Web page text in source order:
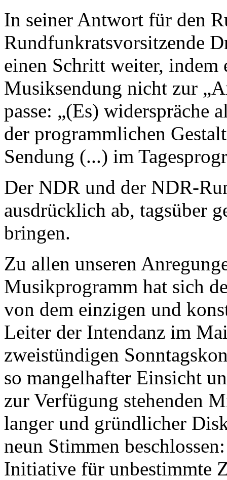
In seiner Antwort für den
Rundfunkratsvorsitzende
einen Schritt weiter, indem
Musiksendung nicht zur
passe: „(Es) widerspräche
der programmlichen
Sendung (...) im
Der NDR und der NDR-
ausdrücklich ab, tagsüber
bringen.
Zu allen unseren
Musikprogramm hat sich
von dem einzigen und
Leiter der Intendanz im
zweistündigen
so mangelhafter Einsicht
zur Verfügung stehenden
langer und gründlicher
neun Stimmen
Initiative für unbestimmte